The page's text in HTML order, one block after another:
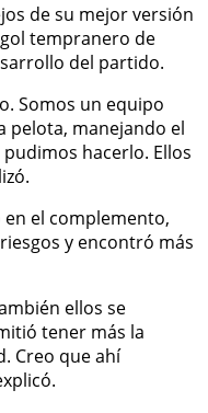
de su mejor versión
tempranero de
del partido.
Somos un equipo
pelota, manejando el
hacerlo. Ellos
el complemento,
y encontró más
ellos se
tener más la
Creo que ahí